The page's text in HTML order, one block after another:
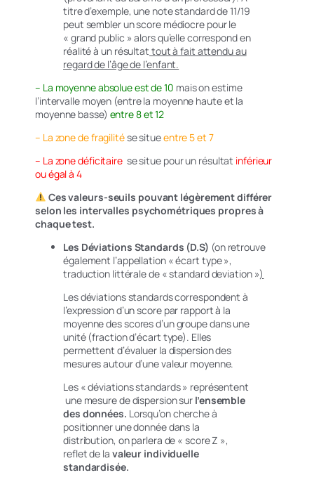
titre d’exemple, une note standard de 11/19
peut sembler un score médiocre pour le
« grand public » alors qu’elle correspond en
réalité à un résultat tout à fait attendu au
regard de l’âge de l’enfant.
– La moyenne absolue est de 10 mais on estime
l’intervalle moyen (entre la moyenne haute et la
moyenne basse) entre 8et 12
– La zone de fragilitése situeentre 5 et 7
– La zone déficitaire se situe pour un résultat inférieur
ou égal à 4
Ces valeurs-seuils pouvant légèrement différer
selon les intervalles psychométriques propres à
chaque test.
Les Déviations Standards (D.S) (on retrouve
également l’appellation « écart type »,
traduction littérale de « standard deviation »)
Les déviations standards correspondent à
l’expression d’un score par rapport à la
moyenne des scores d’un groupe dans une
unité (fraction d’écart type). Elles
permettent d’évaluer la dispersion des
mesures autour d’une valeur moyenne.
Les « déviations standards » représentent
une mesure de dispersion sur l’ensemble
des données. Lorsqu’on cherche à
positionner une donnée dans la
distribution, on parlera de « score Z »,
reflet de la valeur individuelle
standardisée.